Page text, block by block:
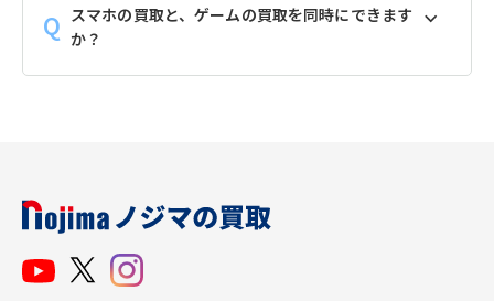
スマホの買取と、ゲームの買取を同時にできます
か？